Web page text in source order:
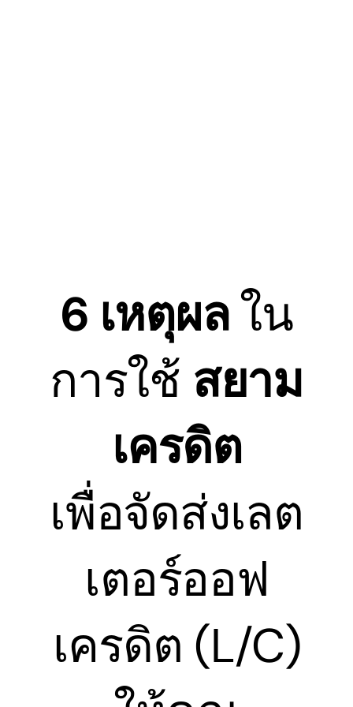
6 เหตุผลใน
การใช้ สยาม
เครดิต
เพื่อจัดส่งเลต
เตอร์ออฟ
เครดิต (L/C)